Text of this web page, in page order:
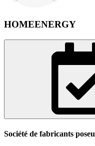
HOMEENERGY
Société de fabricants